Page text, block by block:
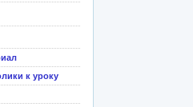
к уроку